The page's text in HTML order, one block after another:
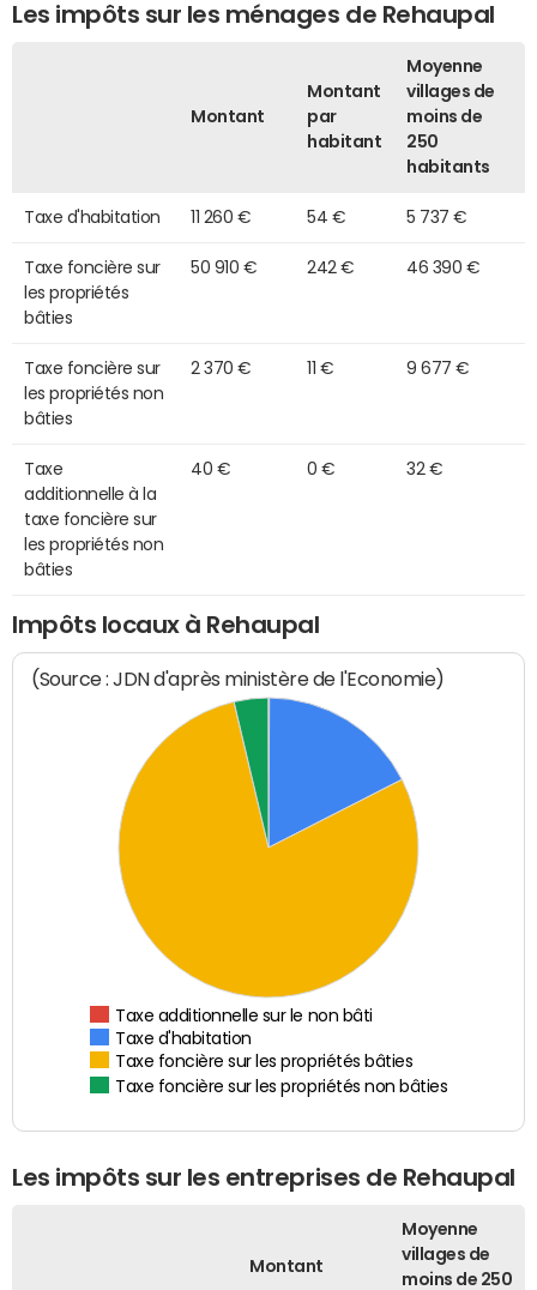
Les impôts sur les ménages de Rehaupal
Montant
Montant
par
habitant
Moyenne
villages de
moins de
250
habitants
Taxe d'habitation 11 260 € 54 € 5 737 €
Taxe foncière sur
les propriétés
bâties
50 910 € 242 € 46 390 €
Taxe foncière sur
les propriétés non
bâties
2 370 € 11 € 9 677 €
Taxe
additionnelle à la
taxe foncière sur
les propriétés non
bâties
40 € 0 € 32 €
Impôts locaux à Rehaupal
(Source : JDN d'après ministère de l'Economie)
Taxe additionnelle sur le non bâti
Taxe d'habitation
Taxe foncière sur les propriétés bâties
Taxe foncière sur les propriétés non bâties
Les impôts sur les entreprises de Rehaupal
Montant
Moyenne
villages de
moins de 250